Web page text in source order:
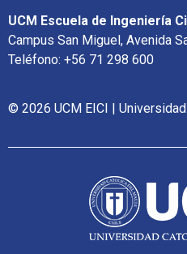
UCM Escuela de Ingeniería
Campus San Miguel, Avenida
Teléfono: +56 71 298 600
© 2026 UCM EICI |